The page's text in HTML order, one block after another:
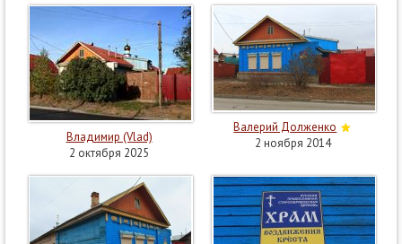
Владимир (Vlad)
2 октября 2025
Валерий Долженко
2 ноября 2014